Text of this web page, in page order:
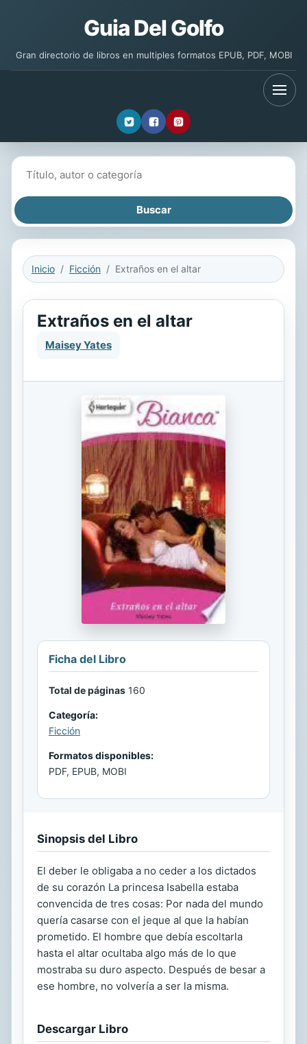
Guia Del Golfo
Gran directorio de libros en multiples formatos EPUB, PDF, MOBI
Inicio Ficción Extraños en el altar
Extraños en el altar
Maisey Yates
Ficha del Libro
Total de páginas 160
Categoría:
Ficción
Formatos disponibles:
PDF, EPUB, MOBI
Sinopsis del Libro
El deber le obligaba a no ceder a los dictados
de su corazón La princesa Isabella estaba
convencida de tres cosas: Por nada del mundo
quería casarse con el jeque al que la habían
prometido. El hombre que debía escoltarla
hasta el altar ocultaba algo más de lo que
mostraba su duro aspecto. Después de besar a
ese hombre, no volvería a ser la misma.
Descargar Libro